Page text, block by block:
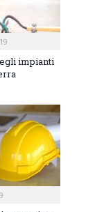
impianti